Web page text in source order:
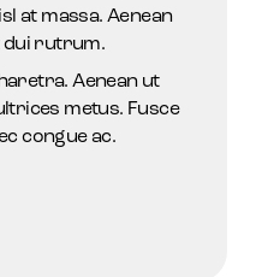
at massa. Aenean
dui rutrum.
Aenean ut
metus. Fusce
congue ac.